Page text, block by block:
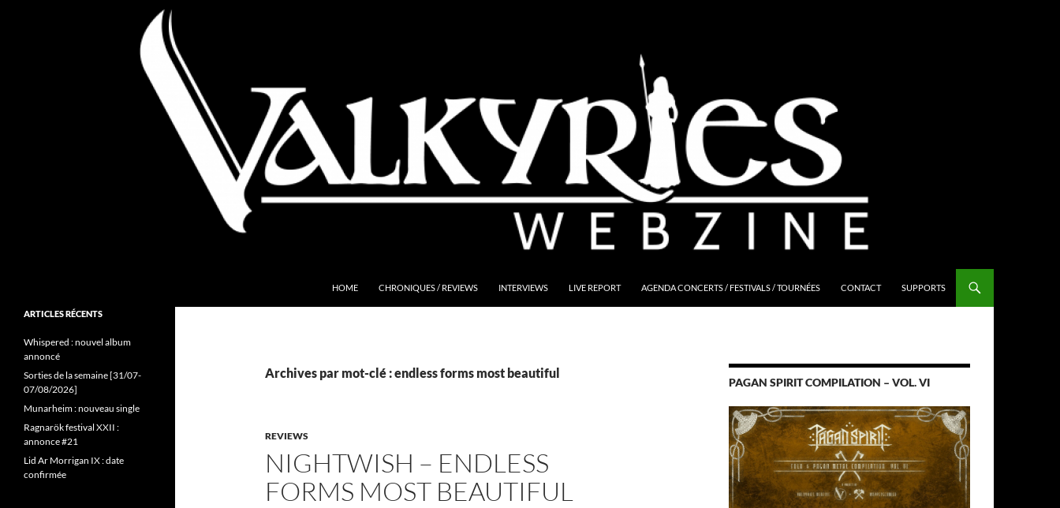
HOME CHRONIQUES / REVIEWS INTERVIEWS LIVE REPORT AGENDA CONCERTS / FESTIVALS / TOURNÉES CONTACT SUPPORTS
Archives par mot-clé : endless forms most beautiful
REVIEWS
NIGHTWISH – ENDLESS
FORMS MOST BEAUTIFUL
PAGAN SPIRIT COMPILATION – VOL. VI
Folk Pagan Webzine
ARTICLES RÉCENTS
Whispered : nouvel album
annoncé
Sorties de la semaine [31/07-
07/08/2026]
Munarheim : nouveau single
Ragnarök festival XXII :
annonce #21
Lid Ar Morrigan IX : date
confirmée